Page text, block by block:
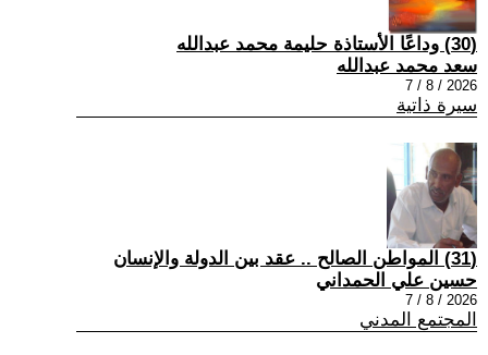
(30) وداعًا الأستاذة حليمة محمد عبدالله
سعد محمد عبدالله
2026 / 8 / 7
سيرة ذاتية
(31) المواطن الصالح .. عقد بين الدولة والإنسان
حسين علي الحمداني
2026 / 8 / 7
المجتمع المدني